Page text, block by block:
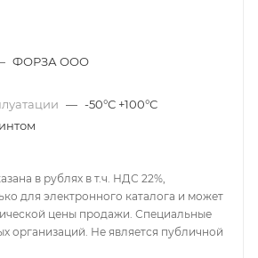
ФОРЗА ООО
— -50°С +100°С
в рублях в т.ч. НДС 22%,
для электронного каталога и может
цены продажи. Специальные
организаций. Не является публичной